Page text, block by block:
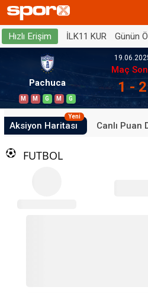
Hızlı Erişim İLK11 KUR Günün
Pachuca
M M G M G
Maç
1 - 2
Aksiyon Haritası
Yeni
Canlı Puan
FUTBOL